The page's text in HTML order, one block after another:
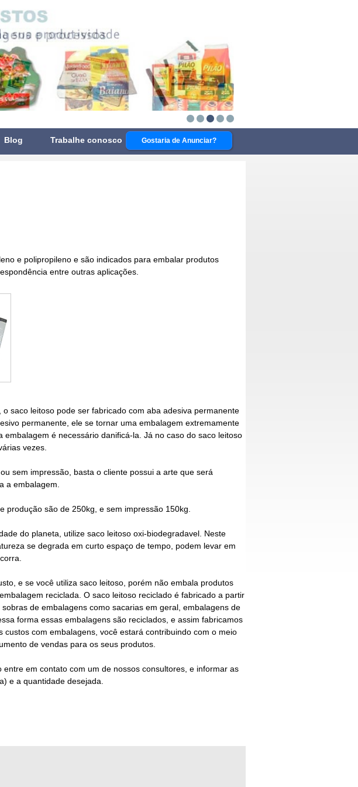
Blog Trabalhe conosco Gostaria de Anunciar?
e polipropileno e são indicados para embalar produtos
entre outras aplicações.
o saco leitoso pode ser fabricado com aba adesiva permanente
permanente, ele se tornar uma embalagem extremamente
é necessário danificá-la. Já no caso do saco leitoso
vezes.
sem impressão, basta o cliente possui a arte que será
a embalagem.
produção são de 250kg, e sem impressão 150kg.
do planeta, utilize saco leitoso oxi-biodegradavel . Neste
se degrada em curto espaço de tempo, podem levar em
e se você utiliza saco leitoso , porém não embala produtos
reciclada. O saco leitoso reciclado é fabricado a partir
de embalagens como sacarias em geral, embalagens de
forma essas embalagens são reciclados, e assim fabricamos
custos com embalagens, você estará contribuindo com o meio
de vendas para os seus produtos.
entre em contato com um de nossos consultores, e informar as
e a quantidade desejada.